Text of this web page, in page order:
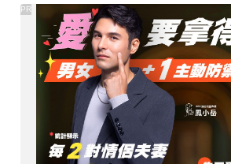
PR